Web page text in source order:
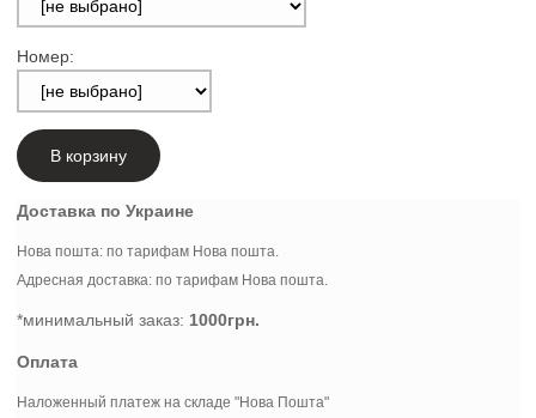
Номер:
В корзину
Доставка по Украине
Нова пошта: по тарифам Нова пошта.
Адресная доставка: по тарифам Нова пошта.
*минимальный заказ: 1000грн.
Оплата
Наложенный платеж на складе "Нова Пошта"